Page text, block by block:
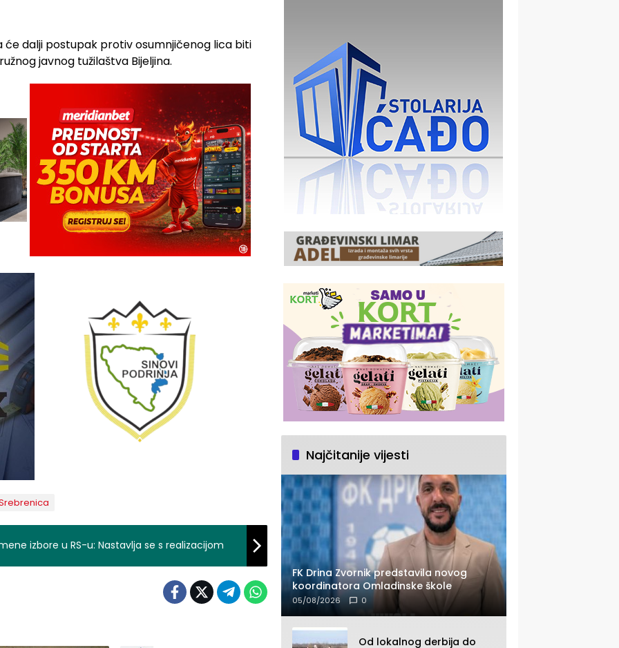
će dalji postupak protiv osumnjičenog lica biti
javnog tužilaštva Bijeljina.
izbore u RS-u: Nastavlja se s realizacijom
Najčitanije vijesti
FK Drina Zvornik predstavila novog
koordinatora Omladinske škole
05/08/2026 0
Od lokalnog derbija do